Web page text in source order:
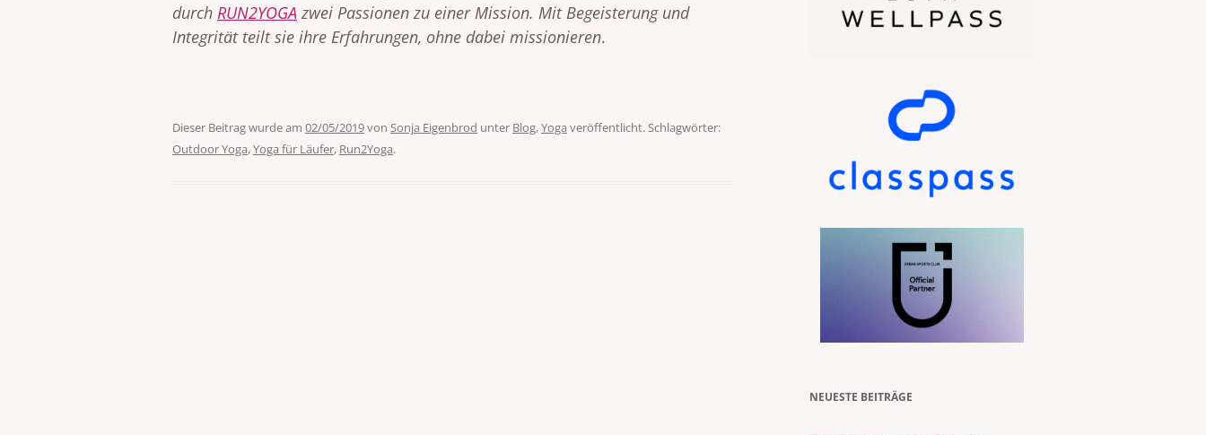
durch RUN2YOGA zwei Passionen zu einer Mission. Mit Begeisterung und
Integrität teilt sie ihre Erfahrungen, ohne dabei missionieren.
Dieser Beitrag wurde am 02/05/2019von Sonja Eigenbrod unter Blog,Yoga veröffentlicht. Schlagwörter:
Outdoor Yoga,Yoga für Läufer, Run2Yoga.
NEUESTE BEITRÄGE